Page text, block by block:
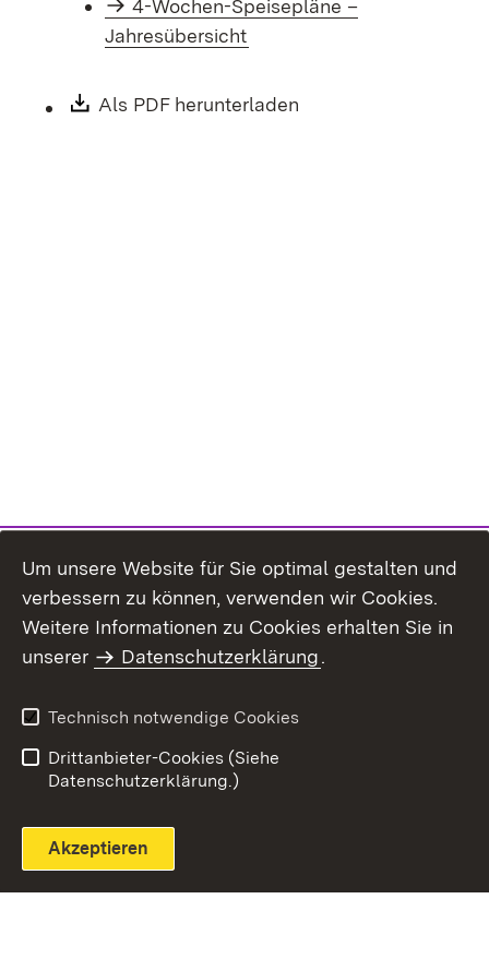
4-Wochen-Speisepläne –
Jahresübersicht
Download:
Als PDF herunterladen
Themenübersicht
Um unsere Website für Sie optimal gestalten und
verbessern zu können, verwenden wir Cookies.
Weitere Informationen zu Cookies erhalten Sie in
unserer
Datenschutzerklärung.
Technisch notwendige Cookies
Drittanbieter-Cookies (Siehe
Datenschutzerklärung.)
Akzeptieren